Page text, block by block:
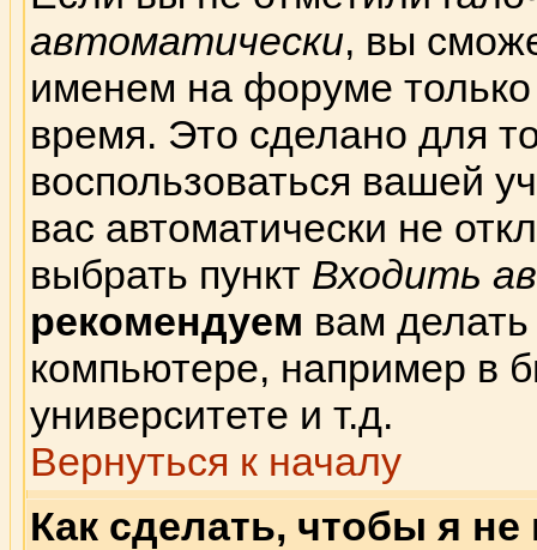
автоматически, вы
именем на форуме только
время. Это сделано для
воспользоваться вашей
вас автоматически не
выбрать пункт Входить
рекомендуем вам
компьютере, например в
университете и т.д.
Вернуться к началу
Как сделать, чтобы я